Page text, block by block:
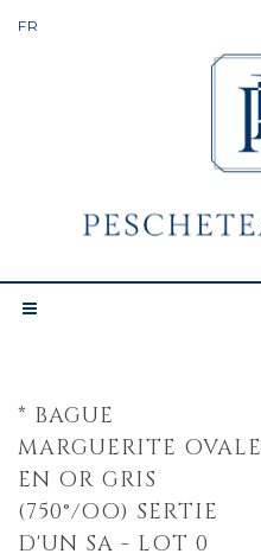
* BAGUE
MARGUERITE OVALE
EN OR GRIS
(750°/OO) SERTIE
D'UN SA - LOT 0